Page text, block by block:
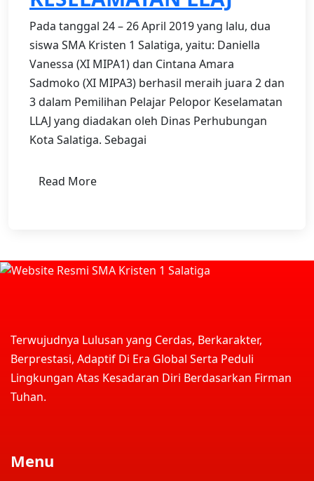
Pada tanggal 24 – 26 April 2019 yang lalu, dua
siswa SMA Kristen 1 Salatiga, yaitu: Daniella
Vanessa (XI MIPA1) dan Cintana Amara
Sadmoko (XI MIPA3) berhasil meraih juara 2 dan
3 dalam Pemilihan Pelajar Pelopor Keselamatan
LLAJ yang diadakan oleh Dinas Perhubungan
Kota Salatiga. Sebagai
Read More
Terwujudnya Lulusan yang Cerdas, Berkarakter,
Berprestasi, Adaptif Di Era Global Serta Peduli
Lingkungan Atas Kesadaran Diri Berdasarkan Firman
Tuhan.
Menu